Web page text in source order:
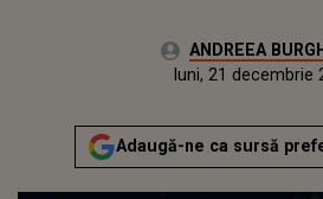
Autor:ANDREEA
luni, 21 decembrie 2020Actualizat:
luni, 21 decembrie
Adaugă-ne ca sursă